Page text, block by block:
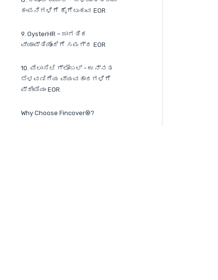
ಕಂಪನಿಗಳಿಗೆ ಕೈಗೆಟುಕುವ EOR
9. OysterHR – ಜಾಗತಿಕ
ವ್ಯಾಪ್ತಿಯೊಂದಿಗೆ ಸಮಗ್ರ EOR
10. ವೆಲಾಸಿಟಿ ಗ್ಲೋಬಲ್ - ಉನ್ನತ
ಬೆಳವಣಿಗೆಯ ವ್ಯವಹಾರಗಳಿಗೆ
ಪ್ರೀಮಿಯಂ EOR
Why Choose Fincover®?